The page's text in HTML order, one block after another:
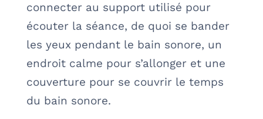
connecter au support utilisé pour
écouter la séance, de quoi se bander
les yeux pendant le bain sonore, un
endroit calme pour s’allonger et une
couverture pour se couvrir le temps
du bain sonore.